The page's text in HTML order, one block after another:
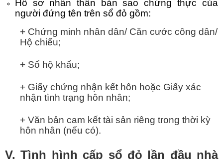
Hồ sơ nhân thân bản sao chứng thực của
người đứng tên trên sổ đỏ gồm:
+ Chứng minh nhân dân/ Căn cước công dân/
Hộ chiếu;
+ Sổ hộ khẩu;
+ Giấy chứng nhận kết hôn hoặc Giấy xác
nhận tình trạng hôn nhân;
+ Văn bản cam kết tài sản riêng trong thời kỳ
hôn nhân (nếu có).
V. Tình hình cấp sổ đỏ lần đầu nhà